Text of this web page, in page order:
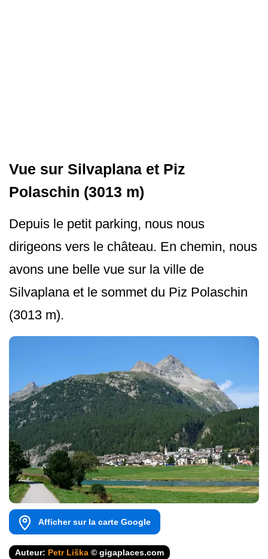
Vue sur Silvaplana et Piz
Polaschin (3013 m)
Depuis le petit parking, nous nous
dirigeons vers le château. En chemin, nous
avons une belle vue sur la ville de
Silvaplana et le sommet du Piz Polaschin
(3013 m).
Afficher sur la carte Google
Auteur: Petr Liška © gigaplaces.com